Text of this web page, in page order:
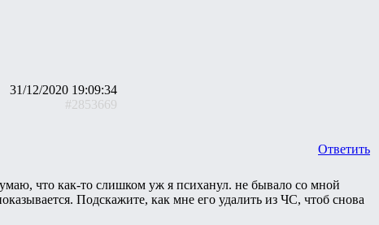
31/12/2020 19:09:34
#2853669
Ответить
что как-то слишком уж я психанул. не бывало со мной
Подскажите, как мне его удалить из ЧС, чтоб снова